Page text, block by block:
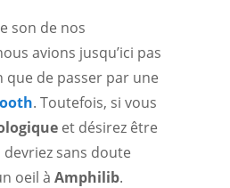
son de nos
avions jusqu’ici pas
que de passer par une
. Toutefois, si vous
et désirez être
devriez sans doute
oeil à Amphilib.